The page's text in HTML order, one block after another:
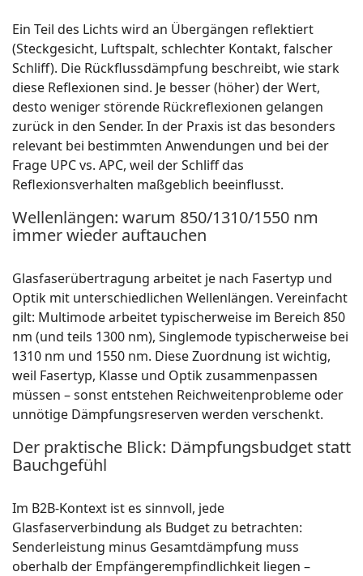
Ein Teil des Lichts wird an Übergängen reflektiert
(Steckgesicht, Luftspalt, schlechter Kontakt, falscher
Schliff). Die Rückflussdämpfung beschreibt, wie stark
diese Reflexionen sind. Je besser (höher) der Wert,
desto weniger störende Rückreflexionen gelangen
zurück in den Sender. In der Praxis ist das besonders
relevant bei bestimmten Anwendungen und bei der
Frage UPC vs. APC, weil der Schliff das
Reflexionsverhalten maßgeblich beeinflusst.
Wellenlängen: warum 850/1310/1550 nm
immer wieder auftauchen
Glasfaserübertragung arbeitet je nach Fasertyp und
Optik mit unterschiedlichen Wellenlängen. Vereinfacht
gilt: Multimode arbeitet typischerweise im Bereich 850
nm (und teils 1300 nm), Singlemode typischerweise bei
1310 nm und 1550 nm. Diese Zuordnung ist wichtig,
weil Fasertyp, Klasse und Optik zusammenpassen
müssen – sonst entstehen Reichweitenprobleme oder
unnötige Dämpfungsreserven werden verschenkt.
Der praktische Blick: Dämpfungsbudget statt
Bauchgefühl
Im B2B-Kontext ist es sinnvoll, jede
Glasfaserverbindung als Budget zu betrachten:
Senderleistung minus Gesamtdämpfung muss
oberhalb der Empfängerempfindlichkeit liegen –